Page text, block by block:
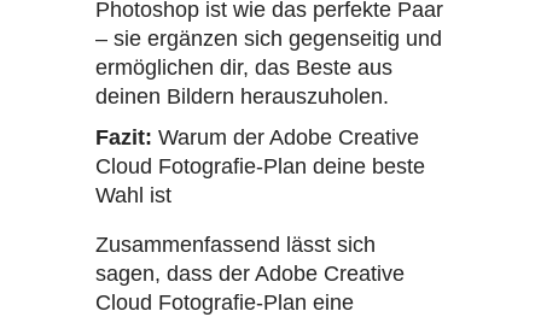
Photoshop ist wie das perfekte Paar
– sie ergänzen sich gegenseitig und
ermöglichen dir, das Beste aus
deinen Bildern herauszuholen.
Fazit: Warum der Adobe Creative
Cloud Fotografie-Plan deine beste
Wahl ist
Zusammenfassend lässt sich
sagen, dass der Adobe Creative
Cloud Fotografie-Plan eine